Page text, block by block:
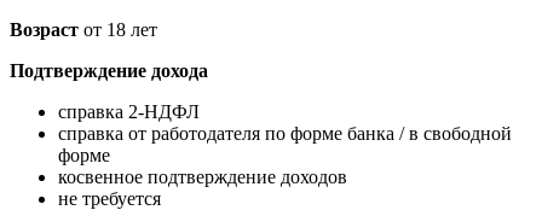
Возраст от 18 лет
Подтверждение дохода
справка 2-НДФЛ
справка от работодателя по форме банка / в свободной
форме
косвенное подтверждение доходов
не требуется